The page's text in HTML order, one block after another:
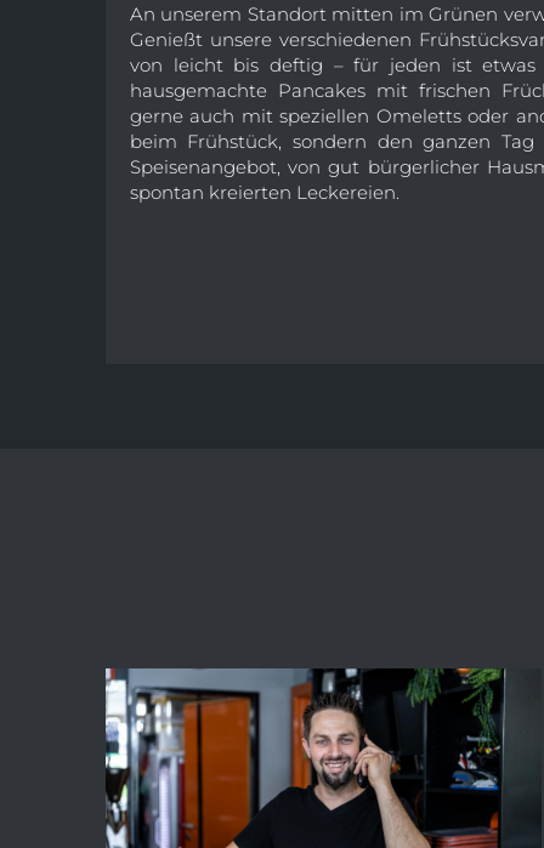
An unserem Standort mitten im Grünen
Genießt unsere verschiedenen
von leicht bis deftig – für jeden ist etwas
hausgemachte Pancakes mit frischen
gerne auch mit speziellen Omeletts oder
beim Frühstück, sondern den ganzen
Speisenangebot, von gut bürgerlicher
spontan kreierten Leckereien.